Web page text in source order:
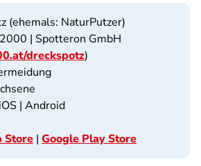
(ehemals: NaturPutzer)
| Spotteron GmbH
dreckspotz)
iOS | Android
Store | Google Play Store